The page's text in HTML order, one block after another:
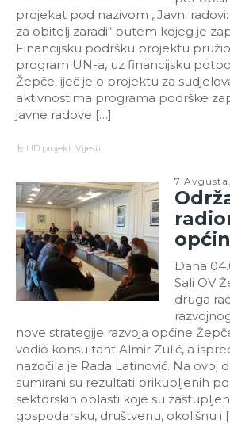
projekat pod nazivom „Javni
za obitelj zaradi“ putem kojeg je
Financijsku podršku projektu
program UN-a, uz financijsku
Žepče. iječ je o projektu za
aktivnostima programa podrške
javne radove […]
LID projekt ,Vijesti
7
Dana
Sali OV
druga
nove strategije razvoja općine
vodio konsultant Almir Zulić, a
nazočila je Rada Latinović. Na ovoj
sumirani su rezultati prikupljenih
sektorskih oblasti koje su
gospodarsku, društvenu, okolišnu i